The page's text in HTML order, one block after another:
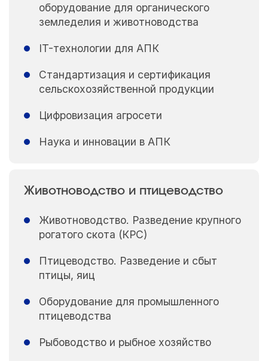
оборудование для органического
земледелия и животноводства
IT-технологии для АПК
Стандартизация и сертификация
сельскохозяйственной продукции
Цифровизация агросети
Наука и инновации в АПК
Животноводство и птицеводство
Животноводство. Разведение крупного
рогатого скота (КРС)
Птицеводство. Разведение и сбыт
птицы, яиц
Оборудование для промышленного
птицеводства
Рыбоводство и рыбное хозяйство